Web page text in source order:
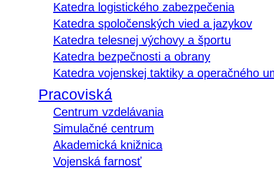
Katedra logistického zabezpečenia
Katedra spoločenských vied a jazykov
Katedra telesnej výchovy a športu
Katedra bezpečnosti a obrany
Katedra vojenskej taktiky a operačného
Pracoviská
Centrum vzdelávania
Simulačné centrum
Akademická knižnica
Vojenská farnosť